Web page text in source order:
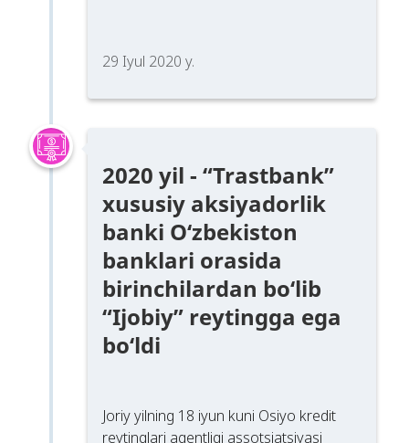
29 Iyul 2020 y.
2020 yil - “Trastbank”
xususiy aksiyadorlik
banki O‘zbekiston
banklari orasida
birinchilardan bo‘lib
“Ijobiy” reytingga ega
bo‘ldi
Joriy yilning 18 iyun kuni Osiyo kredit
reytinglari agentligi assotsiatsiyasi